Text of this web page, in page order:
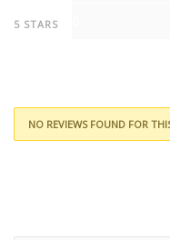
5 STARS
NO REVIEWS FOUND FOR